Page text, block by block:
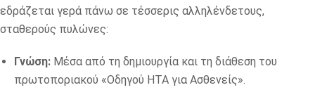
εδράζεται γερά πάνω σε τέσσερις αλληλένδετους,
σταθερούς πυλώνες:
Γνώση: Μέσα από τη δημιουργία και τη διάθεση του
πρωτοποριακού «Οδηγού HTA για Ασθενείς».